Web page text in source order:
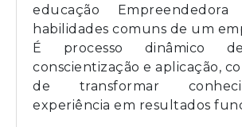
educação Empreendedora
habilidades comuns de um
É processo dinâmico
conscientização e aplicação,
de transformar
experiência em resultados